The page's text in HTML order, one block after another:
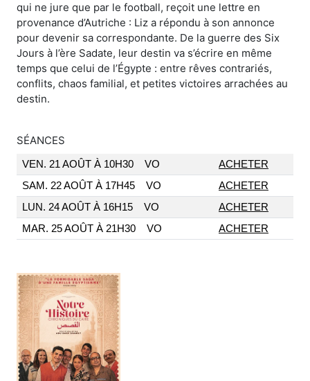
qui ne jure que par le football, reçoit une lettre en
provenance d’Autriche : Liz a répondu à son annonce
pour devenir sa correspondante. De la guerre des Six
Jours à l’ère Sadate, leur destin va s’écrire en même
temps que celui de l’Égypte : entre rêves contrariés,
conflits, chaos familial, et petites victoires arrachées au
destin.
SÉANCES
VEN. 21 AOÛT À 10H30 VO
ACHETER
SAM. 22 AOÛT À 17H45
VO
ACHETER
LUN. 24 AOÛT À 16H15
VO
ACHETER
MAR. 25 AOÛT À 21H30
VO ACHETER